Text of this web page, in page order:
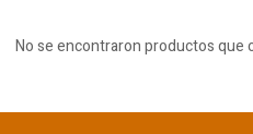
No se encontraron productos que